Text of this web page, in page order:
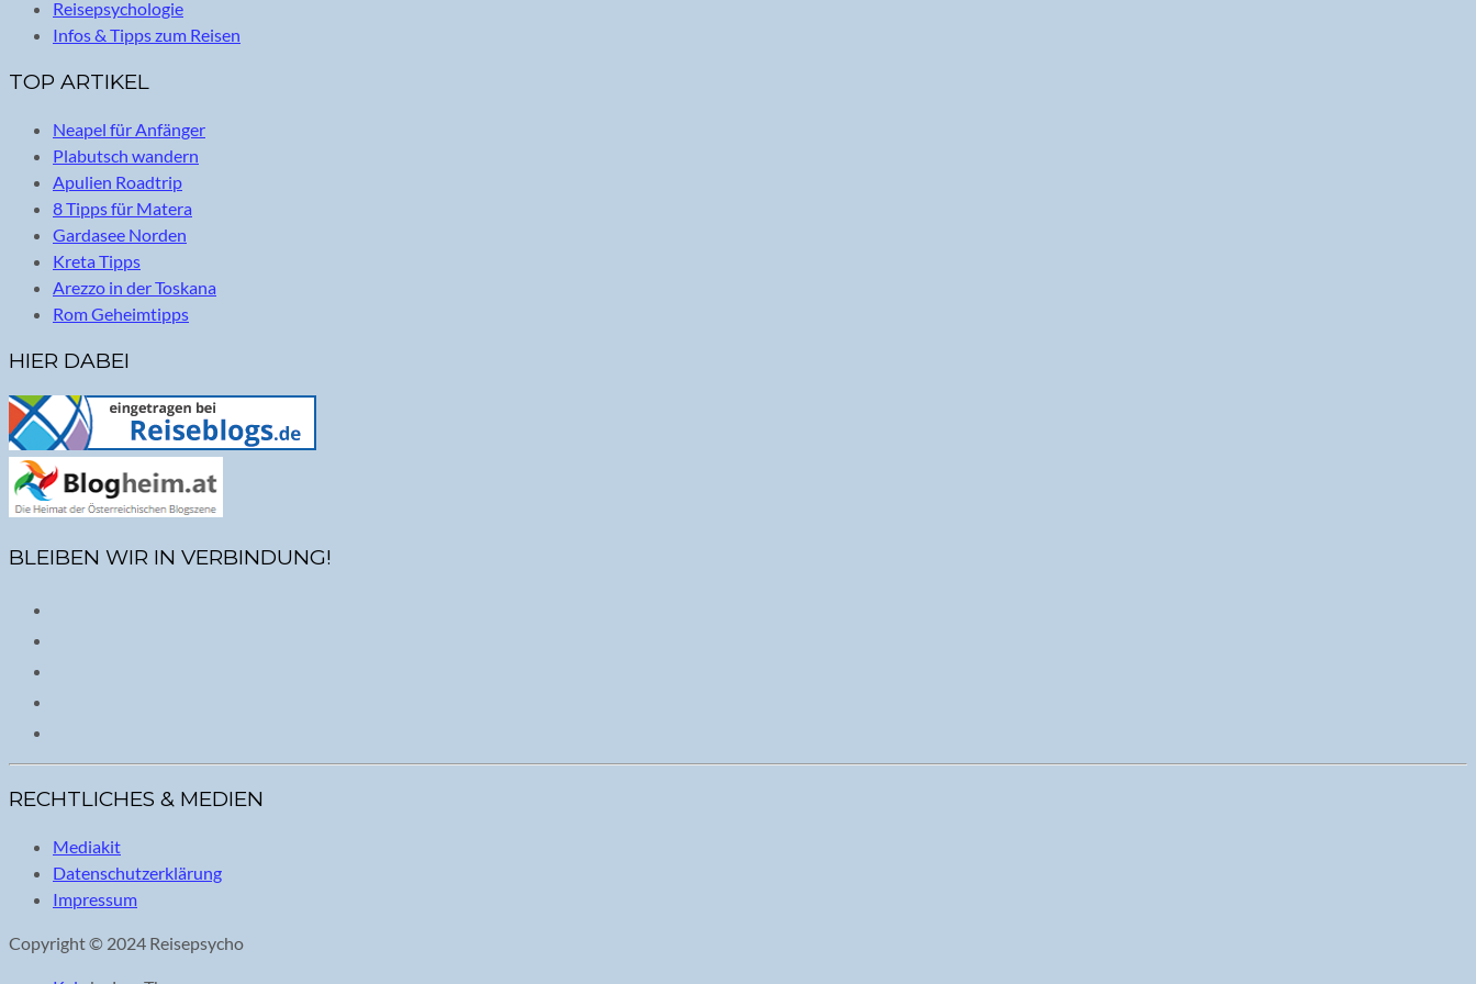
Reisepsychologie
Infos & Tipps zum Reisen
TOP ARTIKEL
Neapel für Anfänger
Plabutsch wandern
Apulien Roadtrip
8 Tipps für Matera
Gardasee Norden
Kreta Tipps
Arezzo in der Toskana
Rom Geheimtipps
HIER DABEI
BLEIBEN WIR IN VERBINDUNG!
RECHTLICHES & MEDIEN
Mediakit
Datenschutzerklärung
Impressum
Copyright © 2024 Reisepsycho